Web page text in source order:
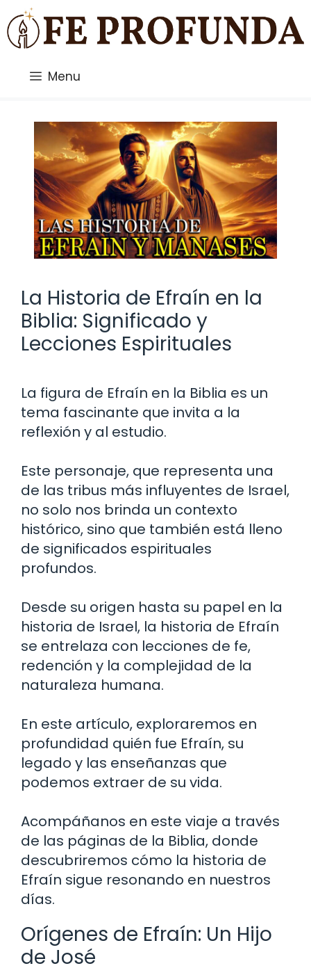
Saltar
al
contenido
Menu
La Historia de Efraín en la
Biblia: Significado y
Lecciones Espirituales
La figura de Efraín en la Biblia es un
tema fascinante que invita a la
reflexión y al estudio.
Este personaje, que representa una
de las tribus más influyentes de Israel,
no solo nos brinda un contexto
histórico, sino que también está lleno
de significados espirituales
profundos.
Desde su origen hasta su papel en la
historia de Israel, la historia de Efraín
se entrelaza con lecciones de fe,
redención y la complejidad de la
naturaleza humana.
En este artículo, exploraremos en
profundidad quién fue Efraín, su
legado y las enseñanzas que
podemos extraer de su vida.
Acompáñanos en este viaje a través
de las páginas de la Biblia, donde
descubriremos cómo la historia de
Efraín sigue resonando en nuestros
días.
Orígenes de Efraín: Un Hijo
de José